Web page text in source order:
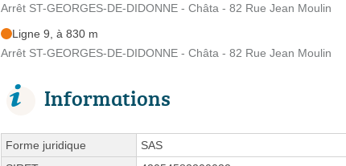
Arrêt ST-GEORGES-DE-DIDONNE - Châta - 82 Rue Jean Moulin
Ligne 9, à 830 m
Arrêt ST-GEORGES-DE-DIDONNE - Châta - 82 Rue Jean Moulin
Informations
Forme juridique
SAS